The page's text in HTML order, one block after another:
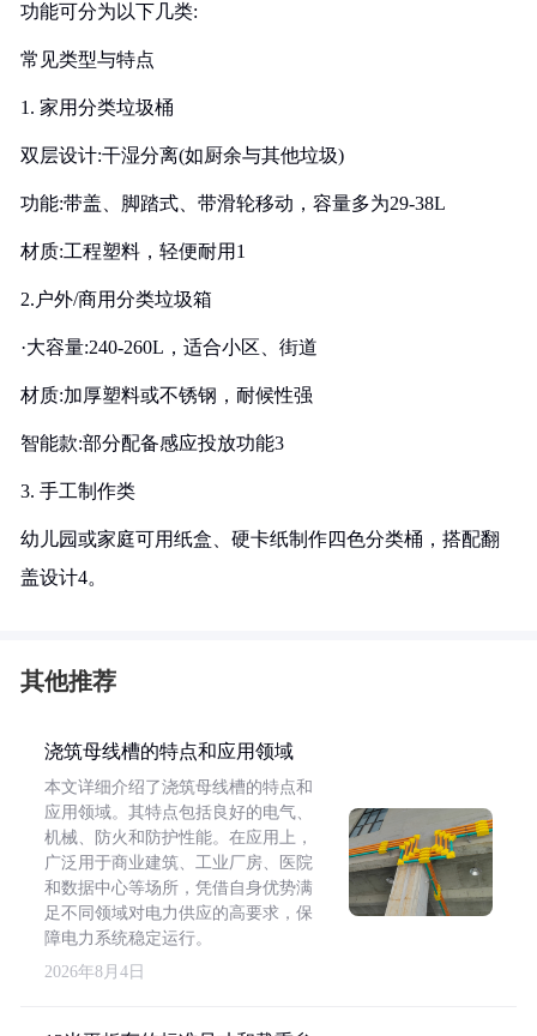
功能可分为以下几类:
常见类型与特点
1. 家用分类垃圾桶
双层设计:干湿分离(如厨余与其他垃圾)
功能:带盖、脚踏式、带滑轮移动，容量多为29-38L
材质:工程塑料，轻便耐用1
2.户外/商用分类垃圾箱
·大容量:240-260L，适合小区、街道
材质:加厚塑料或不锈钢，耐候性强
智能款:部分配备感应投放功能3
3. 手工制作类
幼儿园或家庭可用纸盒、硬卡纸制作四色分类桶，搭配翻
盖设计4。
其他推荐
浇筑母线槽的特点和应用领域
本文详细介绍了浇筑母线槽的特点和
应用领域。其特点包括良好的电气、
机械、防火和防护性能。在应用上，
广泛用于商业建筑、工业厂房、医院
和数据中心等场所，凭借自身优势满
足不同领域对电力供应的高要求，保
障电力系统稳定运行。
2026年8月4日